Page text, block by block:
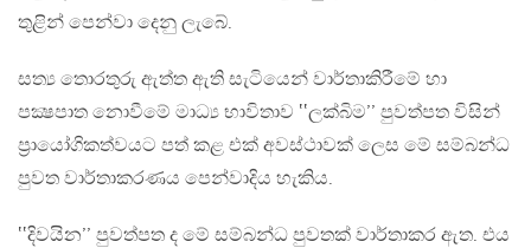
තුළින් පෙන්වා දෙනු ලැබේ.
සත්‍ය තොරතුරු ඇත්ත ඇති සැටියෙන් වාර්තාකිරීමේ හා
පක්‍ෂපාත නොවීමේ මාධ්‍ය භාවිතාව ‛‛ලක්බිම’’ පුවත්පත විසින්
ප්‍රායෝගිකත්වයට පත් කළ එක් අවස්ථාවක් ලෙස මේ සම්බන්ධ
පුවත වාර්තාකරණය පෙන්වාදිය හැකිය.
‛‛දිවයින’’ පුවත්පත ද මේ සම්බන්ධ පුවතක් වාර්තාකර ඇත. එය